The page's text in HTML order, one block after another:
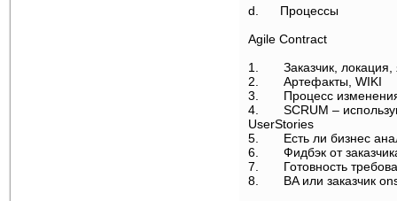
d. Процессы
Agile Contract
1. Заказчик,
2. Артефакты, WIKI
3. Процесс
4. SCRUM –
UserStories
5. Есть ли бизнес
6. Фидбэк от
7. Готовность
8. BA или заказчик